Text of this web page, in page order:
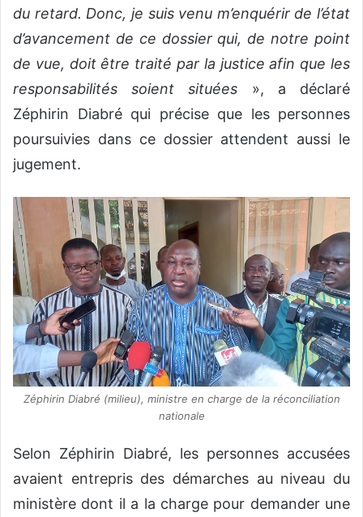
du retard. Donc, je suis venu m’enquérir de l’état
d’avancement de ce dossier qui, de notre point
de vue, doit être traité par la justice afin que les
responsabilités soient situées », a déclaré
Zéphirin Diabré qui précise que les personnes
poursuivies dans ce dossier attendent aussi le
jugement.
Zéphirin Diabré (milieu), ministre en charge de la réconciliation
nationale
Selon Zéphirin Diabré, les personnes accusées
avaient entrepris des démarches au niveau du
ministère dont il a la charge pour demander une